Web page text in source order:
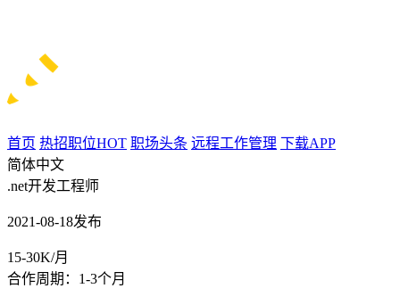
首页 热招职位HOT 职场头条 远程工作管理 下载APP
简体中文
.net开发工程师
2021-08-18发布
15-30K/月
合作周期：1-3个月